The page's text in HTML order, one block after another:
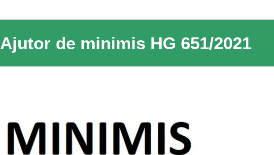
Ajutor de minimis HG 651/2021